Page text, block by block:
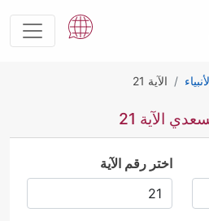
الآية 21
الآية 21
اختر رقم الآية